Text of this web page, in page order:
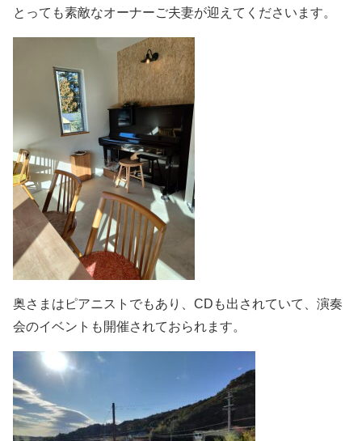
とっても素敵なオーナーご夫妻が迎えてくださいます。
奥さまはピアニストでもあり、CDも出されていて、演奏
会のイベントも開催されておられます。